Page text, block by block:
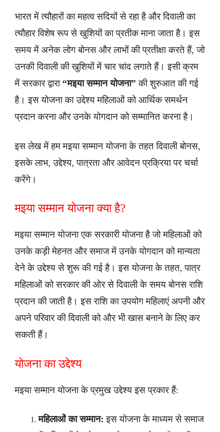
भारत में त्यौहारों का महत्व सदियों से रहा है और दिवाली का
त्यौहार विशेष रूप से खुशियों का प्रतीक माना जाता है। इस
समय में अनेक लोग बोनस और लाभों की प्रतीक्षा करते हैं, जो
उनकी दिवाली की खुशियों में चार चांद लगाते हैं। इसी क्रम
में सरकार द्वारा “मइया सम्मान योजना” की शुरुआत की गई
है। इस योजना का उद्देश्य महिलाओं को आर्थिक समर्थन
प्रदान करना और उनके योगदान को सम्मानित करना है।
इस लेख में हम मइया सम्मान योजना के तहत दिवाली बोनस,
इसके लाभ, उद्देश्य, पात्रता और आवेदन प्रक्रिया पर चर्चा
करेंगे।
मइया सम्मान योजना क्या है?
मइया सम्मान योजना एक सरकारी योजना है जो महिलाओं को
उनके कड़ी मेहनत और समाज में उनके योगदान को मान्यता
देने के उद्देश्य से शुरू की गई है। इस योजना के तहत, पात्र
महिलाओं को सरकार की ओर से दिवाली के समय बोनस राशि
प्रदान की जाती है। इस राशि का उपयोग महिलाएं अपनी और
अपने परिवार की दिवाली को और भी खास बनाने के लिए कर
सकती हैं।
योजना का उद्देश्य
मइया सम्मान योजना के प्रमुख उद्देश्य इस प्रकार हैं:
महिलाओं का सम्मान: इस योजना के माध्यम से समाज